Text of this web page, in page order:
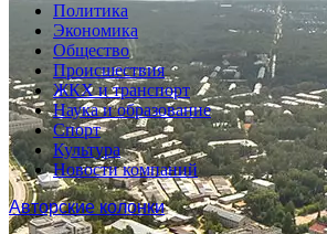
Политика
Экономика
Общество
Происшествия
ЖКХ и транспорт
Наука и образование
Спорт
Культура
Новости компаний
Авторские колонки